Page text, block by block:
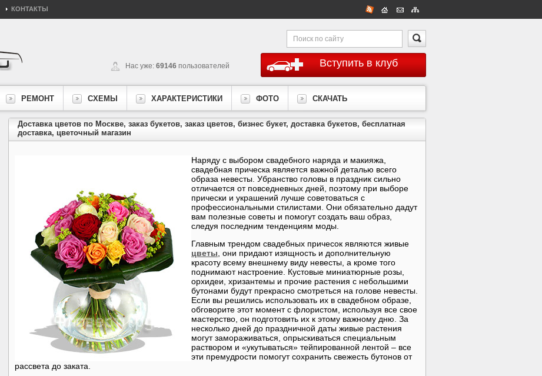
КОНТАКТЫ
Вступить в клуб
Нас уже: 69146 пользователей
РЕМОНТ СХЕМЫ ХАРАКТЕРИСТИКИ ФОТО СКАЧАТЬ
Доставка цветов по Москве, заказ букетов, заказ цветов, бизнес букет, доставка букетов, бесплатная
доставка, цветочный магазин
Наряду с выбором свадебного наряда и макияжа,
свадебная прическа является важной деталью всего
образа невесты. Убранство головы в праздник сильно
отличается от повседневных дней, поэтому при выборе
прически и украшений лучше советоваться с
профессиональными стилистами. Они обязательно дадут
вам полезные советы и помогут создать ваш образ,
следуя последним тенденциям моды.
Главным трендом свадебных причесок являются живые
цветы , они придают изящность и дополнительную
красоту всему внешнему виду невесты, а кроме того
поднимают настроение. Кустовые миниатюрные розы,
орхидеи, хризантемы и прочие растения с небольшими
бутонами будут прекрасно смотреться на голове невесты.
Если вы решились использовать их в свадебном образе,
обговорите этот момент с флористом, используя все свое
мастерство, он подготовить их к этому важному дню. За
несколько дней до праздничной даты живые растения
могут замораживаться, опрыскиваться специальным
раствором и «укутываться» тейпированной лентой – все
эти премудрости помогут сохранить свежесть бутонов от
рассвета до заката.